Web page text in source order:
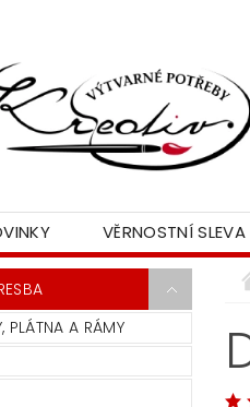
VĚRNOSTNÍ SLEVA
PLÁTNA A RÁMY